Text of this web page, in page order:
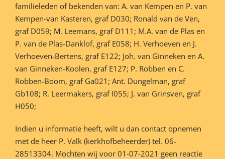
familieleden of bekenden van: A. van Kempen en P. van
Kempen-van Kasteren, graf D030; Ronald van de Ven,
graf D059; M. Leemans, graf D111; M.A. van de Plas en
P. van de Plas-Danklof, graf E058; H. Verhoeven en J.
Verhoeven-Bertens, graf E122; Joh. van Ginneken en A.
van Ginneken-Koolen, graf E127; P. Robben en C.
Robben-Boom, graf Ga021; Ant. Dungelman, graf
Gb108; R. Leermakers, graf I055; J. van Grinsven, graf
H050;
Indien u informatie heeft, wilt u dan contact opnemen
met de heer P. Valk (kerkhofbeheerder) tel. 06-
28513304. Mochten wij voor 01-07-2021 geen reactie